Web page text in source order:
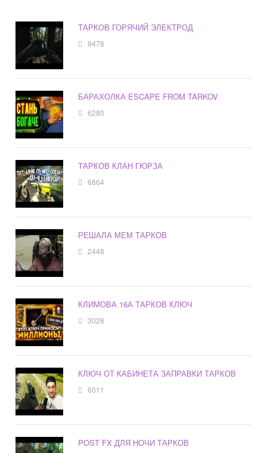
ТАРКОВ ГОРЯЧИЙ ЭЛЕКТРОД
9478
БАРАХОЛКА ESCAPE FROM TARKOV
6280
ТАРКОВ КЛАН ГЮРЗА
6864
РЕШАЛА МЕМ ТАРКОВ
2448
КЛИМОВА 16А ТАРКОВ КЛЮЧ
3028
КЛЮЧ ОТ КАБИНЕТА ЗАПРАВКИ ТАРКОВ
6011
POST FX ДЛЯ НОЧИ ТАРКОВ